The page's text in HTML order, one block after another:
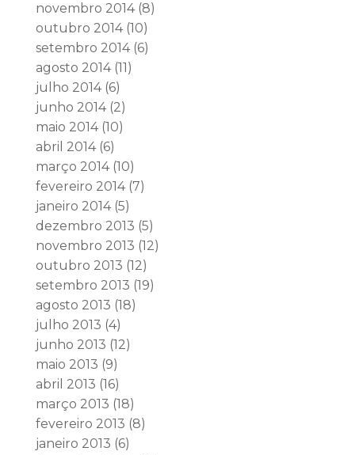
novembro 2014(8)
outubro 2014(10)
setembro 2014(6)
agosto 2014(11)
julho 2014(6)
junho 2014(2)
maio 2014(10)
abril 2014(6)
março 2014(10)
fevereiro 2014(7)
janeiro 2014(5)
dezembro 2013 (5)
novembro 2013 (12)
outubro 2013 (12)
setembro 2013 (19)
agosto 2013 (18)
julho 2013 (4)
junho 2013 (12)
maio 2013 (9)
abril 2013 (16)
março 2013 (18)
fevereiro 2013 (8)
janeiro 2013 (6)